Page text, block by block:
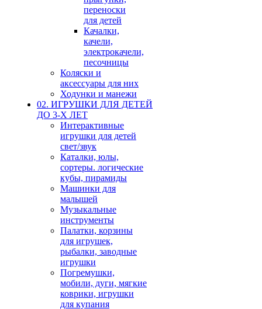
переноски
для детей
Качалки,
качели,
электрокачели,
песочницы
Коляски и
аксессуары для них
Ходунки и манежи
02. ИГРУШКИ ДЛЯ ДЕТЕЙ
ДО 3-Х ЛЕТ
Интерактивные
игрушки для детей
свет/звук
Каталки, юлы,
сортеры. логические
кубы, пирамиды
Машинки для
малышей
Музыкальные
инструменты
Палатки, корзины
для игрушек,
рыбалки, заводные
игрушки
Погремушки,
мобили, дуги, мягкие
коврики, игрушки
для купания